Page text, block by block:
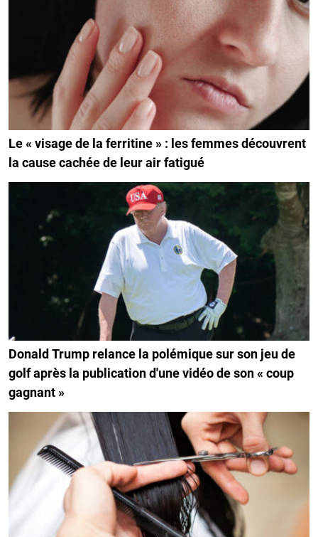
Le « visage de la ferritine » : les femmes découvrent
la cause cachée de leur air fatigué
Donald Trump relance la polémique sur son jeu de
golf après la publication d'une vidéo de son « coup
gagnant »